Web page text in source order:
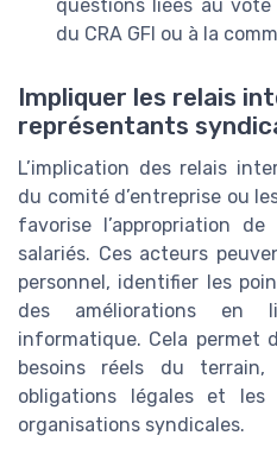
questions liées au
du CRA GFI ou à la
Impliquer les relais
représentants
L’implication des relais
du comité d’entreprise ou
favorise l’appropriation de
salariés. Ces acteurs
personnel, identifier les
des améliorations en
informatique. Cela permet
besoins réels du
obligations légales et
organisations syndicales.